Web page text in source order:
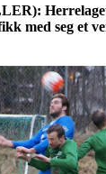
med seg et